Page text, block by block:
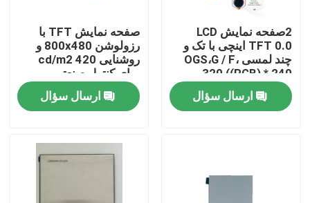
2صفحه نمایش LCD
TFT 0.0 اینچی با تک و
چند لمسی OGS،G / F،
320 ((RGB) * 240
رزولوشن، رابط RGB 6
بیتی، IC ILI9342c
رانندگی
ارسال سؤال
صفحه نمایش TFT با
رزولوشن 800x480 و
روشنایی 420 cd/m2
برای کنترل صنعتی
ارسال سؤال